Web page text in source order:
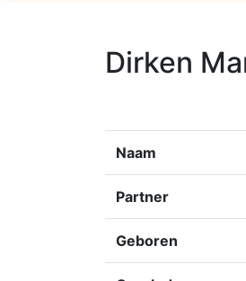
Dirken
Naam
Partner
Geboren